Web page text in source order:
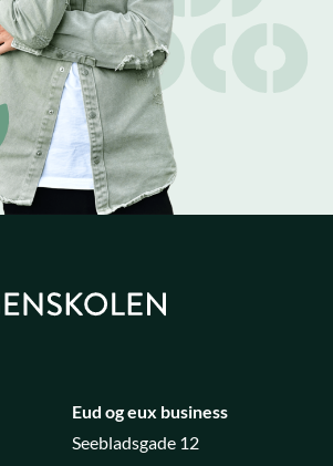
Eud og eux business
Seebladsgade 12